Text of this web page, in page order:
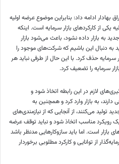
ادامه داد: بنابراین موضوع عرضه اولیه
یکی از کارکردهای بازار سرمایه است. اینکه
به بازار داده نشود، باعث می‌شود بازار
به دنبال این باشیم که شرکت‌های موجود را
سرمایه حذف کرد. با این حال از طرفی نباید هر
سرمایه را تضعیف کرد.
لازم در این رابطه اتخاذ شود و
به بازار وارد کرد و همچنین به
می‌کنند، از آنجایی که از نیازمندی‌های
رویکرد مناسب اتخاذ شود و نباید توقف عرضه
بازار است. اما باید سازوکارهایی مدنظر باشد
از توانایی و کارکرد مطلوبی برخوردار